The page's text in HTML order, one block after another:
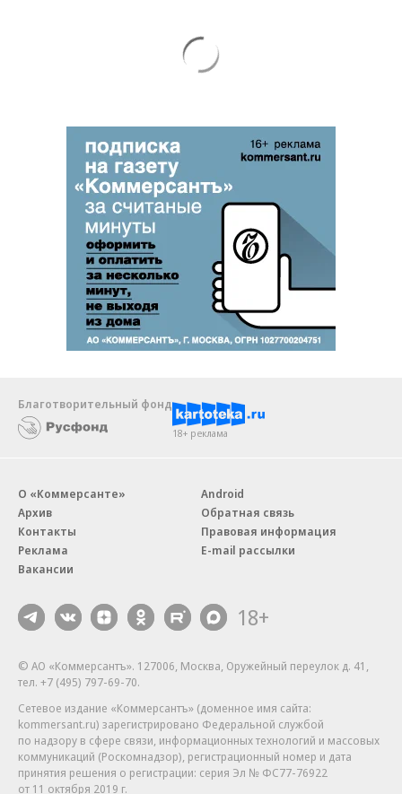
Благотворительный фонд
18+ реклама
О «Коммерсанте»
Архив
Контакты
Реклама
Вакансии
Android
Обратная связь
Правовая информация
E-mail рассылки
18+
© АО «Коммерсантъ». 127006, Москва, Оружейный переулок д. 41,
тел. +7 (495) 797-69-70.
Сетевое издание «Коммерсантъ» (доменное имя сайта:
kommersant.ru) зарегистрировано Федеральной службой
по надзору в сфере связи, информационных технологий и массовых
коммуникаций (Роскомнадзор), регистрационный номер и дата
принятия решения о регистрации: серия Эл № ФС77-76922
от 11 октября 2019 г.